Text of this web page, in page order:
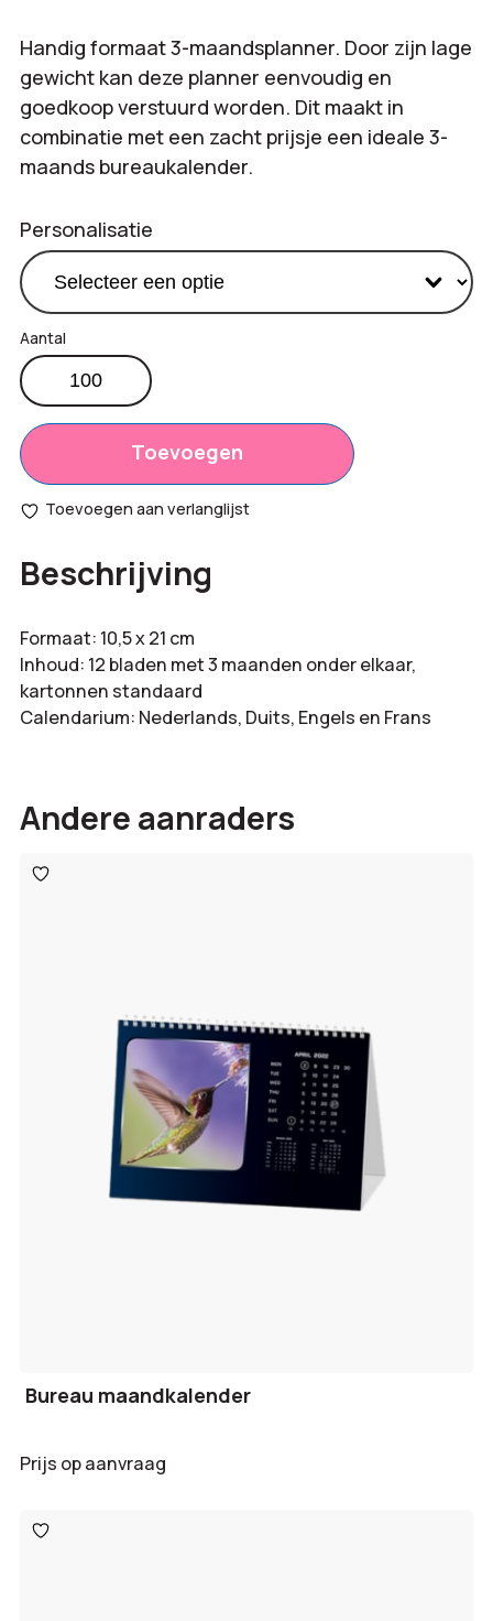
Handig formaat 3-maandsplanner. Door zijn lage
gewicht kan deze planner eenvoudig en
goedkoop verstuurd worden. Dit maakt in
combinatie met een zacht prijsje een ideale 3-
maands bureaukalender.
Personalisatie
Totaal
opties:
€0,00
Bestelling
€0,00
Desk
3-
maandskalender
Karton
aantal
Toevoegen
Toevoegen aan verlanglijst
Beschrijving
Formaat: 10,5 x 21 cm
Inhoud: 12 bladen met 3 maanden onder elkaar,
kartonnen standaard
Calendarium: Nederlands, Duits, Engels en Frans
Andere aanraders
Toevoegen
aan
Bureau maandkalender
Prijs op aanvraag
Toevoegen
aan